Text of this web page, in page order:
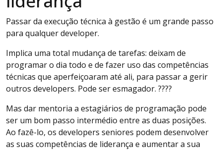
Passar da execução técnica à gestão é um grande passo
para qualquer developer.
Implica uma total mudança de tarefas: deixam de
programar o dia todo e de fazer uso das competências
técnicas que aperfeiçoaram até ali, para passar a gerir
outros developers. Pode ser esmagador. ????
Mas dar mentoria a estagiários de programação pode
ser um bom passo intermédio entre as duas posições.
Ao fazê-lo, os developers seniores podem desenvolver
as suas competências de liderança e aumentar a sua